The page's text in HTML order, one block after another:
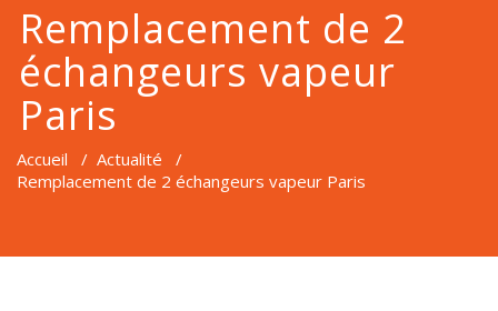
Remplacement de 2
échangeurs vapeur
Paris
Accueil / Actualité /
Remplacement de 2 échangeurs vapeur Paris